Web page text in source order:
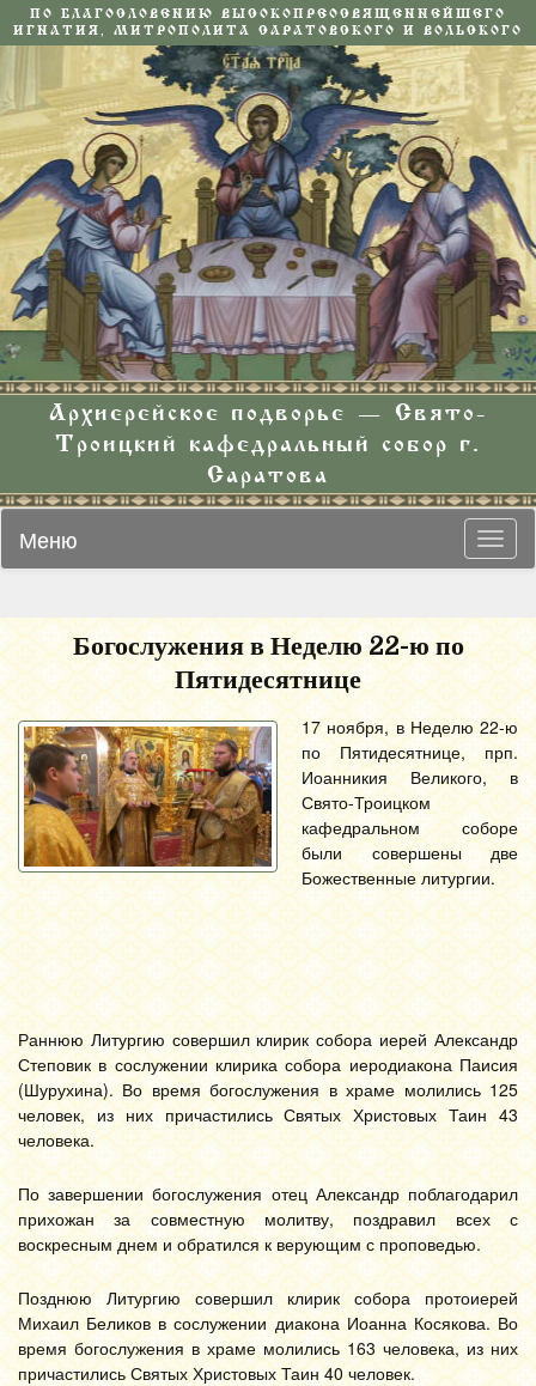
ПО БЛАГОСЛОВЕНИЮ ВЫСОКОПРЕОСВЯЩЕННЕЙШЕГО
ИГНАТИЯ, МИТРОПОЛИТА САРАТОВСКОГО И ВОЛЬСКОГО
Архиерейское подворье — Свято-
Троицкий кафедральный собор г.
Саратова
Меню
Богослужения в Неделю 22-ю по
Пятидесятнице
17 ноября, в Неделю 22-ю
по Пятидесятнице, прп.
Иоанникия Великого, в
Свято-Троицком
кафедральном соборе
были совершены две
Божественные литургии.
Раннюю Литургию совершил клирик собора иерей Александр
Степовик в сослужении клирика собора иеродиакона Паисия
(Шурухина). Во время богослужения в храме молились 125
человек, из них причастились Святых Христовых Таин 43
человека.
По завершении богослужения отец Александр поблагодарил
прихожан за совместную молитву, поздравил всех с
воскресным днем и обратился к верующим с проповедью.
Позднюю Литургию совершил клирик собора протоиерей
Михаил Беликов в сослужении диакона Иоанна Косякова. Во
время богослужения в храме молились 163 человека, из них
причастились Святых Христовых Таин 40 человек.